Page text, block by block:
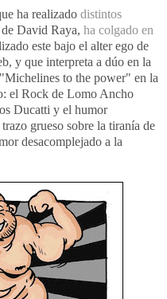
ha realizado distintos
David Raya, ha colgado en
este bajo el alter ego de
y que interpreta a dúo en la
to the power" en la
el Rock de Lomo Ancho
Ducatti y el humor
grueso sobre la tiranía de
desacomplejado a la